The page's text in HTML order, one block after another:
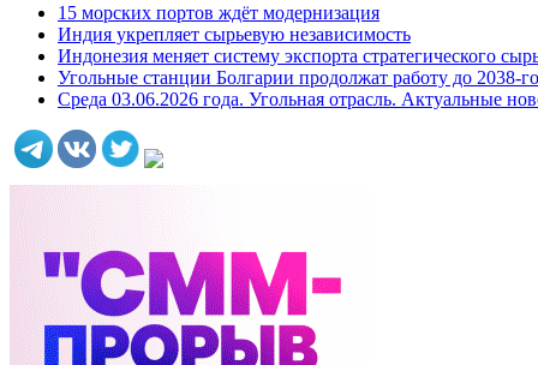
15 морских портов ждёт модернизация
Индия укрепляет сырьевую независимость
Индонезия меняет систему экспорта стратегического
Угольные станции Болгарии продолжат работу до 2038‑го
Среда 03.06.2026 года. Угольная отрасль. Актуальные